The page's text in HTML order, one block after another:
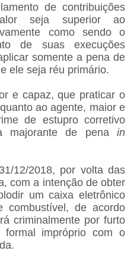
de contribuições
seja superior ao
como sendo o
de suas execuções
somente a pena de
ele seja réu primário.
e capaz, que praticar o
ao agente, maior e
de estupro corretivo
majorante de pena in
12/2018, por volta das
com a intenção de obter
um caixa eletrônico
combustível, de acordo
criminalmente por furto
formal impróprio com o